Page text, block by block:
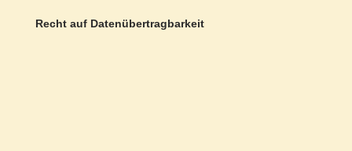
Recht auf Datenübertragbarkeit